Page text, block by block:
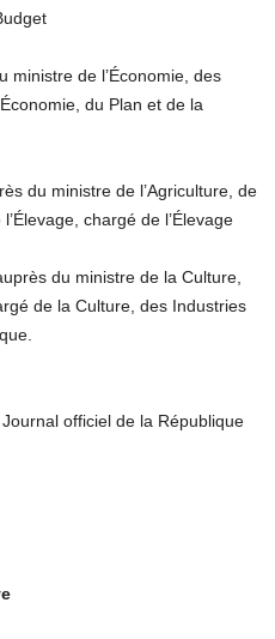
ministre de l’Économie, des
du Plan et de la
du ministre de l’Agriculture, de
chargé de l’Élevage
du ministre de la Culture,
de la Culture, des Industries
officiel de la République